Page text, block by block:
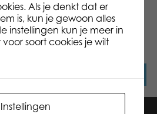
Tactic Puzzle Lovers
Moors Covered in
Heather 1000 pcs puzzle
Als je denkt dat er
is, kun je gewoon alles
instellingen kun je meer in
soort cookies je wilt
Instellingen